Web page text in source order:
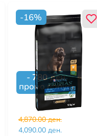
-16%
- 780ден.
промо попуст
4,870.00 ден.
4,090.00 ден.